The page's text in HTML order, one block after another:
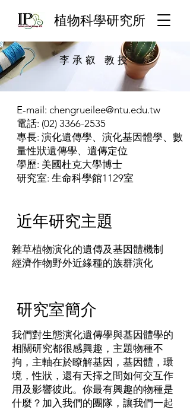
​植物科學研究所
李承叡 教授
E-mail: chengrueilee@ntu.edu.tw
電話: (02) 3366-2535
專長: 演化遺傳學、演化基因體學、數
量性狀遺傳學、遺傳定位
學歷: 美國杜克大學博士
研究室: 生命科學館1129室
近年研究主題
雜草植物演化的遺傳及基因體機制
經濟作物野外近緣種的族群演化
研究室簡介
我們對生態演化遺傳學與基因體學的
相關研究都很感興趣，主題物種不
拘，主軸在於瞭解基因，基因體，環
境，性狀，還有天擇之間如何交互作
用及影響彼此。你最有興趣的物種是
什麼？加入我們的團隊，讓我們一起